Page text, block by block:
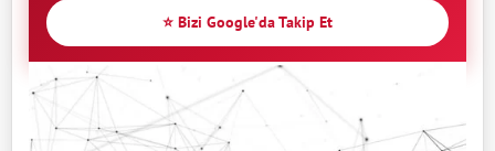
⭐ Bizi Google'da Takip Et